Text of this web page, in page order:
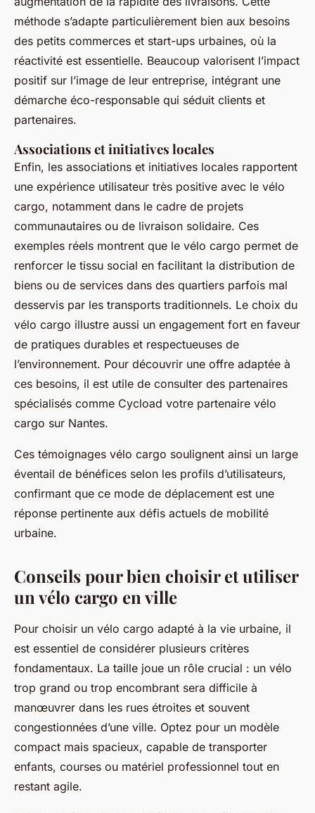
méthode s’adapte particulièrement bien aux besoins
des petits commerces et start-ups urbaines, où la
réactivité est essentielle. Beaucoup valorisent l’impact
positif sur l’image de leur entreprise, intégrant une
démarche éco-responsable qui séduit clients et
partenaires.
Associations et initiatives locales
Enfin, les associations et initiatives locales rapportent
une expérience utilisateur très positive avec le vélo
cargo, notamment dans le cadre de projets
communautaires ou de livraison solidaire. Ces
exemples réels montrent que le vélo cargo permet de
renforcer le tissu social en facilitant la distribution de
biens ou de services dans des quartiers parfois mal
desservis par les transports traditionnels. Le choix du
vélo cargo illustre aussi un engagement fort en faveur
de pratiques durables et respectueuses de
l’environnement. Pour découvrir une offre adaptée à
ces besoins, il est utile de consulter des partenaires
spécialisés comme Cycload votre partenaire vélo
cargo sur Nantes.
Ces témoignages vélo cargo soulignent ainsi un large
éventail de bénéfices selon les profils d’utilisateurs,
confirmant que ce mode de déplacement est une
réponse pertinente aux défis actuels de mobilité
urbaine.
Conseils pour bien choisir et utiliser
un vélo cargo en ville
Pour choisir un vélo cargo adapté à la vie urbaine, il
est essentiel de considérer plusieurs critères
fondamentaux. La taille joue un rôle crucial : un vélo
trop grand ou trop encombrant sera difficile à
manœuvrer dans les rues étroites et souvent
congestionnées d’une ville. Optez pour un modèle
compact mais spacieux, capable de transporter
enfants, courses ou matériel professionnel tout en
restant agile.